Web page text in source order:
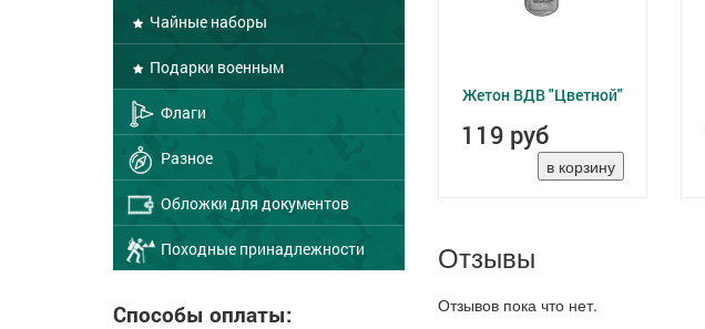
Чайные наборы
Подарки военным
Флаги
Разное
Обложки для документов
Походные принадлежности
Способы оплаты:
Жетон ВДВ "Цветной"
119 руб
Отзывы
Отзывов пока что нет.